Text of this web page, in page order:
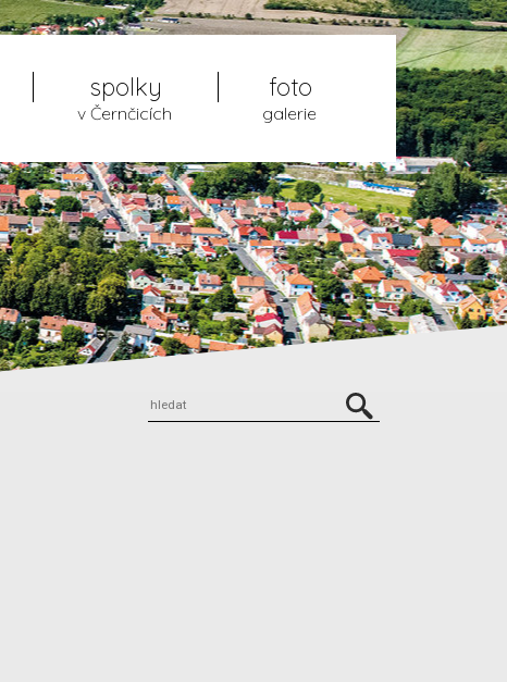
spolky
v Černčicích
foto
galerie